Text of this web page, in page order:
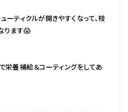
ーティクルが開きやすくなって、枝
ります😱
栄養補給＆コーティングをしてあ